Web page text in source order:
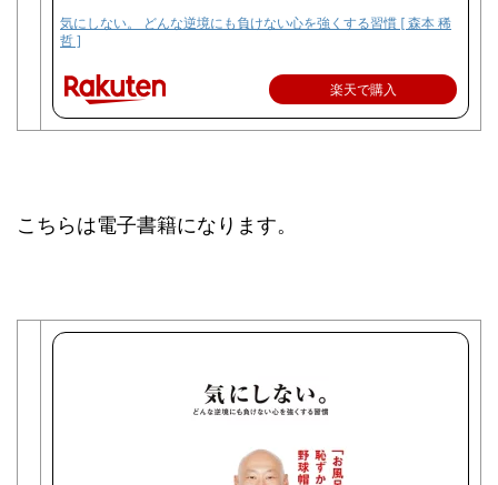
気にしない。 どんな逆境にも負けない心を強くする習慣 [ 森本 稀
哲 ]
楽天で購入
こちらは電子書籍になります。